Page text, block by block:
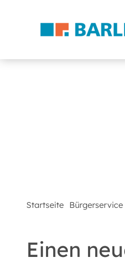
Startseite Bürgerservice
Einen